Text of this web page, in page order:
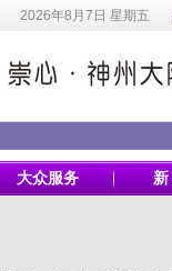
2026年8月7日 星期五
大众服务 新